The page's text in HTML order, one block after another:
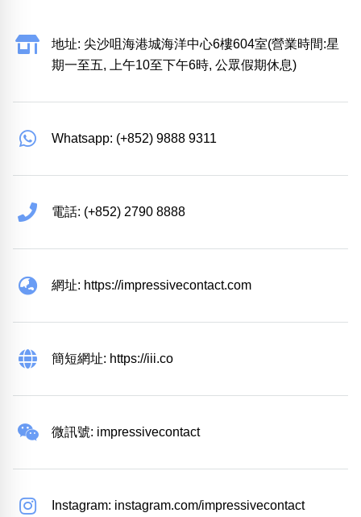
地址: 尖沙咀海港城海洋中心6樓604室(營業時間:星
期一至五, 上午10至下午6時, 公眾假期休息)
Whatsapp: (+852) 9888 9311
電話: (+852) 2790 8888
網址: https://impressivecontact.com
簡短網址: https://iii.co
微訊號: impressivecontact
Instagram: instagram.com/impressivecontact